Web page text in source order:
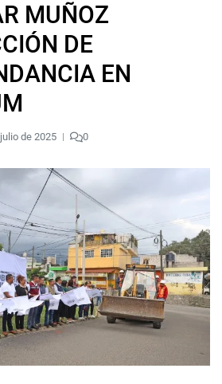
MUÑOZ
DE
EN
de 2025 0